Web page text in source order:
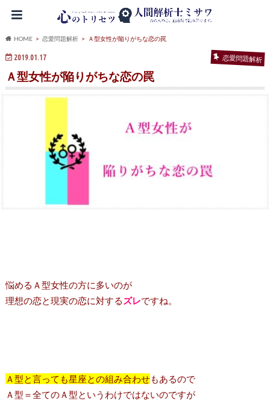
HOME 恋愛問題解析 Ａ型女性が陥りがちな恋の罠
2019.01.17 恋愛問題解析
Ａ型女性が陥りがちな恋の罠
悩めるＡ型女性の方に多いのが
理想の恋と現実の恋に対する ズレですね。
Ａ型と言っても星座との組み合わせもあるので
Ａ型＝全てのＡ型というわけではないのですが